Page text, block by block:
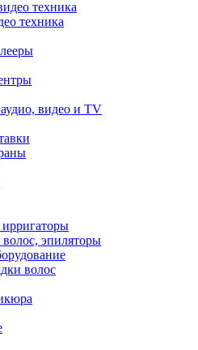
техника
видео и TV
эпиляторы
волос